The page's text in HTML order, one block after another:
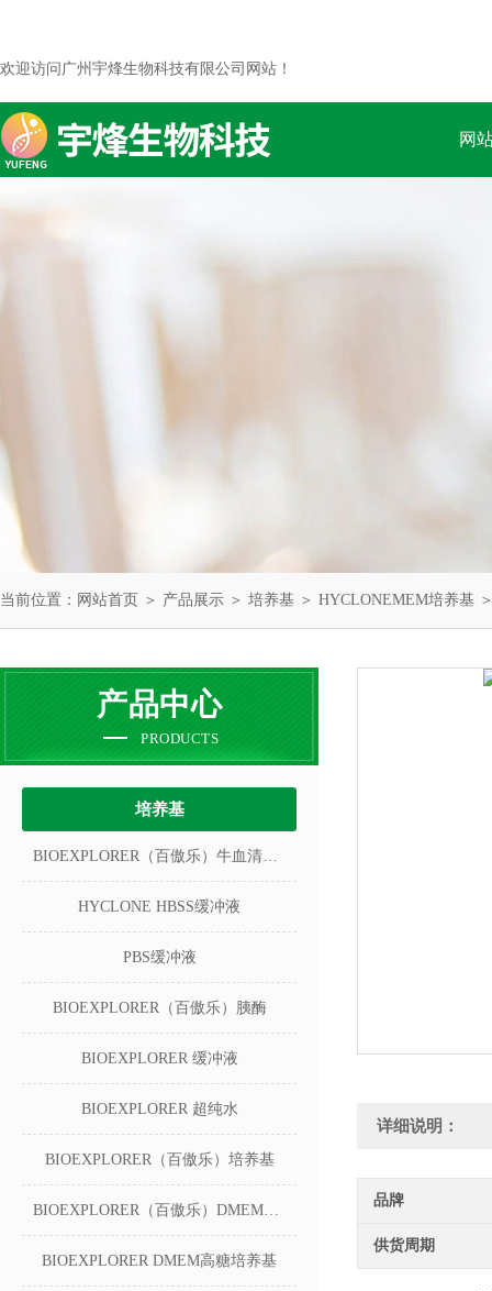
欢迎访问广州宇烽生物科技有限公司网站！
网
当前位置： 网站首页 ＞ 产品展示 ＞ 培养基 ＞ HYCLONEMEM培养基
产品中心
PRODUCTS
培养基
BIOEXPLORER（百傲乐）牛血清白蛋白
HYCLONE HBSS缓冲液
PBS缓冲液
BIOEXPLORER（百傲乐）胰酶
BIOEXPLORER 缓冲液
BIOEXPLORER 超纯水
BIOEXPLORER（百傲乐）培养基
BIOEXPLORER（百傲乐）DMEM无糖培养基
BIOEXPLORER DMEM高糖培养基
详细说明：
品牌
供货周期